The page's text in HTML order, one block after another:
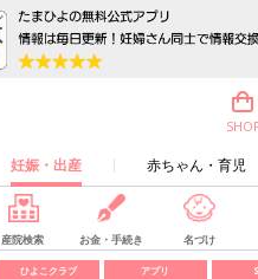
妊娠・出産 赤ちゃん・育児
産院検索 お金・手続き 名づけ
ひよこクラブ アプリ